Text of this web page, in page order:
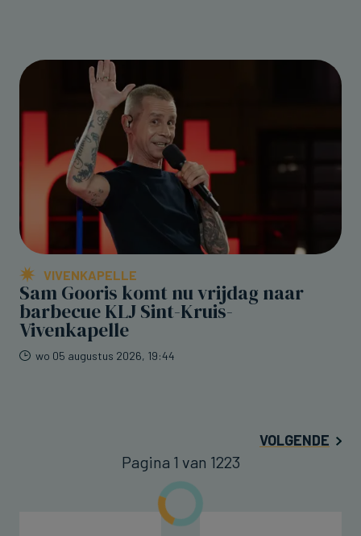
VIVENKAPELLE
Sam Gooris komt nu vrijdag naar
barbecue KLJ Sint-Kruis-
Vivenkapelle
wo 05 augustus 2026, 19:44
VOLGENDE
Pagina 1 van 1223